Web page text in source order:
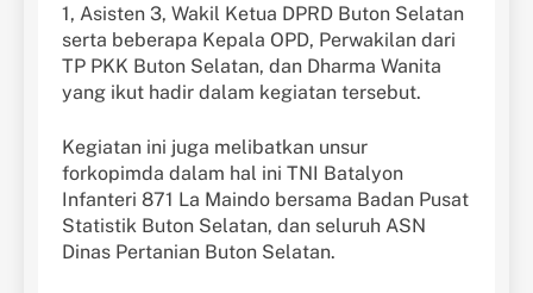
1, Asisten 3, Wakil Ketua DPRD Buton Selatan
serta beberapa Kepala OPD, Perwakilan dari
TP PKK Buton Selatan, dan Dharma Wanita
yang ikut hadir dalam kegiatan tersebut.
Kegiatan ini juga melibatkan unsur
forkopimda dalam hal ini TNI Batalyon
Infanteri 871 La Maindo bersama Badan Pusat
Statistik Buton Selatan, dan seluruh ASN
Dinas Pertanian Buton Selatan.